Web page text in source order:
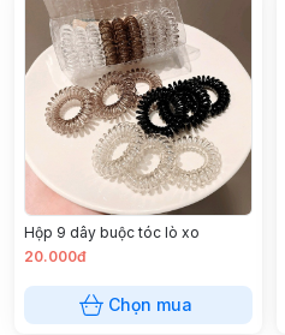
Hộp 9 dây buộc tóc lò xo
20.000đ
Chọn mua